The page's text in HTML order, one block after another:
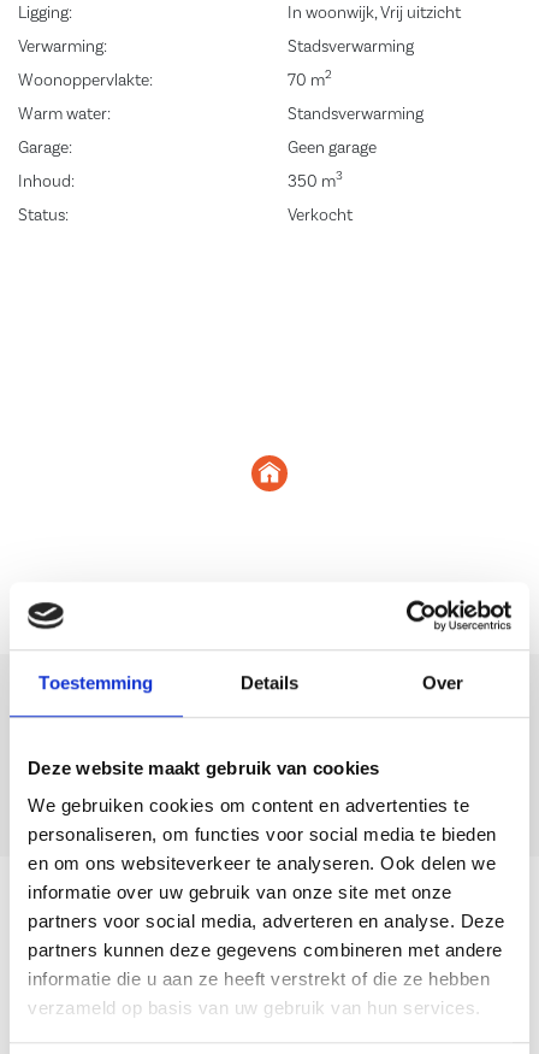
Toestemming Details Over
Deze website maakt gebruik van cookies
We gebruiken cookies om content en advertenties te
personaliseren, om functies voor social media te bieden
en om ons websiteverkeer te analyseren. Ook delen we
informatie over uw gebruik van onze site met onze
partners voor social media, adverteren en analyse. Deze
partners kunnen deze gegevens combineren met andere
informatie die u aan ze heeft verstrekt of die ze hebben
verzameld op basis van uw gebruik van hun services.
Ligging:
In woonwijk, Vrij uitzicht
Verwarming:
Stadsverwarming
Woonoppervlakte:
70 m2
Warm water:
Standsverwarming
Garage:
Geen garage
Inhoud:
350 m3
Status: Verkocht
Terug naar overzicht
Deel deze